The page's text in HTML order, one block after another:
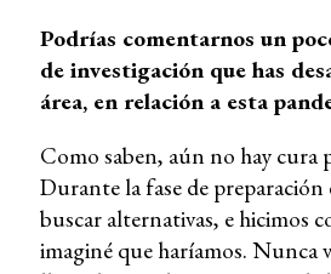
Podrías comentarnos un
de investigación que has
área, en relación a esta
Como saben, aún no hay cura
Durante la fase de preparación
buscar alternativas, e hicimos
imaginé que haríamos. Nunca